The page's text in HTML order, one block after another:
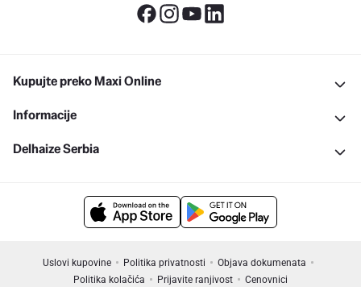
Kupujte preko Maxi Online
Informacije
Delhaize Serbia
Uslovi kupovine Politika privatnosti
Objava dokumenata
Politika kolačića
Prijavite ranjivost
Cenovnici